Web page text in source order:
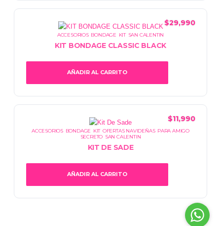
ACCESORIOS, BONDAGE KIT, SAN CALENTIN
KIT BONDAGE CLASSIC BLACK
$29,990
AÑADIR AL CARRITO
ACCESORIOS, BONDAGE KIT, OFERTAS NAVIDEÑAS, PARA AMIGO
SECRETO SAN CALENTIN
KIT DE SADE
$11,990
AÑADIR AL CARRITO